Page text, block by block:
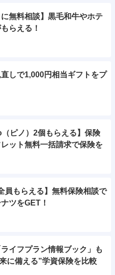
に無料相談】黒毛和牛やホテ
らえる！
しで1,000円相当ギフトをプ
（ピノ）2個もらえる】保険
ット無料一括請求で保険を
員もらえる】無料保険相談で
ツをGET！
イフプラン情報ブック」も
に備える”学資保険を比較